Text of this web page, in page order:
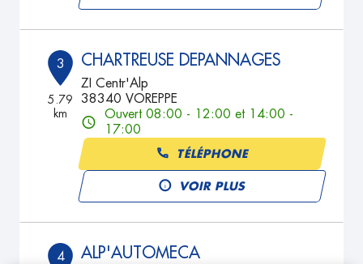
3
5.79
km
CHARTREUSE DEPANNAGES
ZI Centr'Alp
38340 VOREPPE
Ouvert 08:00 - 12:00 et 14:00 -
17:00
TÉLÉPHONE
VOIR PLUS
4 ALP'AUTOMECA